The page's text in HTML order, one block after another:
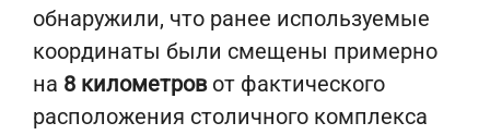
обнаружили, что ранее используемые
координаты были смещены примерно
на 8 километровот фактического
расположения столичного комплекса